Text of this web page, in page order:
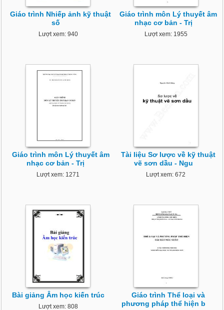
Giáo trình Nhiếp ảnh kỹ thuật
số
Lượt xem: 940
Giáo trình môn Lý thuyết âm
nhạc cơ bản - Trị
Lượt xem: 1955
Giáo trình môn Lý thuyết âm
nhạc cơ bản - Trị
Lượt xem: 1271
Tài liệu Sơ lược về kỹ thuật
vẽ sơn dầu - Ngu
Lượt xem: 672
Bài giảng Âm học kiến trúc
Lượt xem: 808
Giáo trình Thể loại và
phương pháp thể hiện b